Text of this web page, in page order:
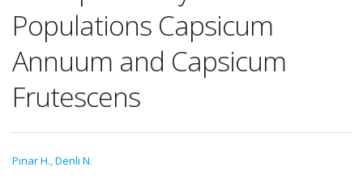
Populations Capsicum
Annuum and Capsicum
Frutescens
Pınar H.,Denli N.